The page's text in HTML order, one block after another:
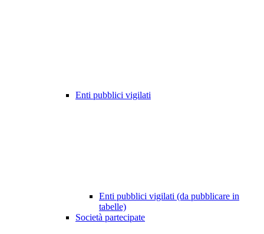
Enti pubblici vigilati
Enti pubblici vigilati (da pubblicare in
tabelle)
Società partecipate